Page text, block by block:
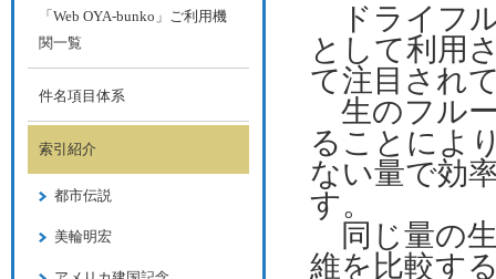
ドライフ
として利用
て注目され
生のフル
ることによ
ない量で効
す。
同じ量の
維を比較す
「Web OYA-bunko」ご利用機
関一覧
件名項目体系
索引紹介
都市伝説
美輪明宏